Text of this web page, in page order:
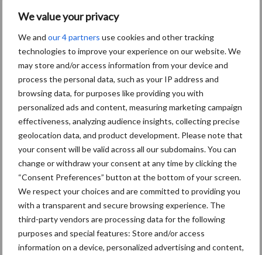
We value your privacy
We and our 4 partners use cookies and other tracking
technologies to improve your experience on our website. We
may store and/or access information from your device and
process the personal data, such as your IP address and
browsing data, for purposes like providing you with
personalized ads and content, measuring marketing campaign
effectiveness, analyzing audience insights, collecting precise
geolocation data, and product development. Please note that
your consent will be valid across all our subdomains. You can
change or withdraw your consent at any time by clicking the
“Consent Preferences” button at the bottom of your screen.
We respect your choices and are committed to providing you
with a transparent and secure browsing experience. The
third-party vendors are processing data for the following
purposes and special features: Store and/or access
information on a device, personalized advertising and content,
Themapagina's
Diergezondheid Bemesting Fokkerij
Mastitis Hittestress
Toon meer